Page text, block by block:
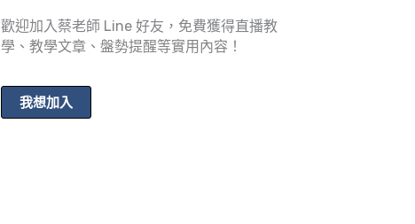
歡迎加入蔡老師 Line 好友，免費獲得直播教
學、教學文章、盤勢提醒等實用內容！
我想加入